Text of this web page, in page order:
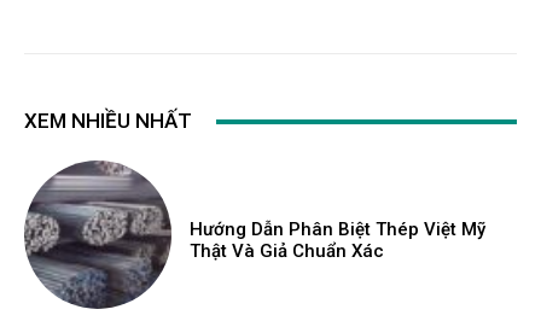
XEM NHIỀU NHẤT
Hướng Dẫn Phân Biệt Thép Việt Mỹ
Thật Và Giả Chuẩn Xác